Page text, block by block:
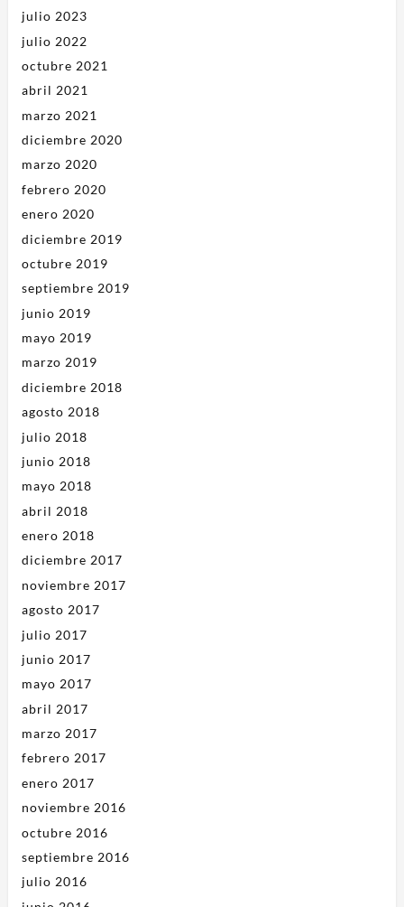
julio 2023
julio 2022
octubre 2021
abril 2021
marzo 2021
diciembre 2020
marzo 2020
febrero 2020
enero 2020
diciembre 2019
octubre 2019
septiembre 2019
junio 2019
mayo 2019
marzo 2019
diciembre 2018
agosto 2018
julio 2018
junio 2018
mayo 2018
abril 2018
enero 2018
diciembre 2017
noviembre 2017
agosto 2017
julio 2017
junio 2017
mayo 2017
abril 2017
marzo 2017
febrero 2017
enero 2017
noviembre 2016
octubre 2016
septiembre 2016
julio 2016